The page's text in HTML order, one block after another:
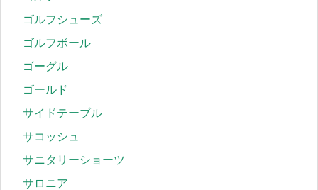
ゴルフシューズ
ゴルフボール
ゴーグル
ゴールド
サイドテーブル
サコッシュ
サニタリーショーツ
サロニア